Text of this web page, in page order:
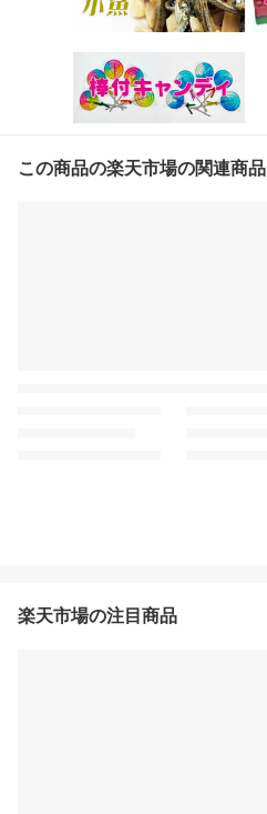
この商品の楽天市場の関連商品
楽天市場の注目商品